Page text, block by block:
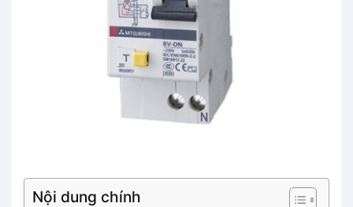
Nội dung chính